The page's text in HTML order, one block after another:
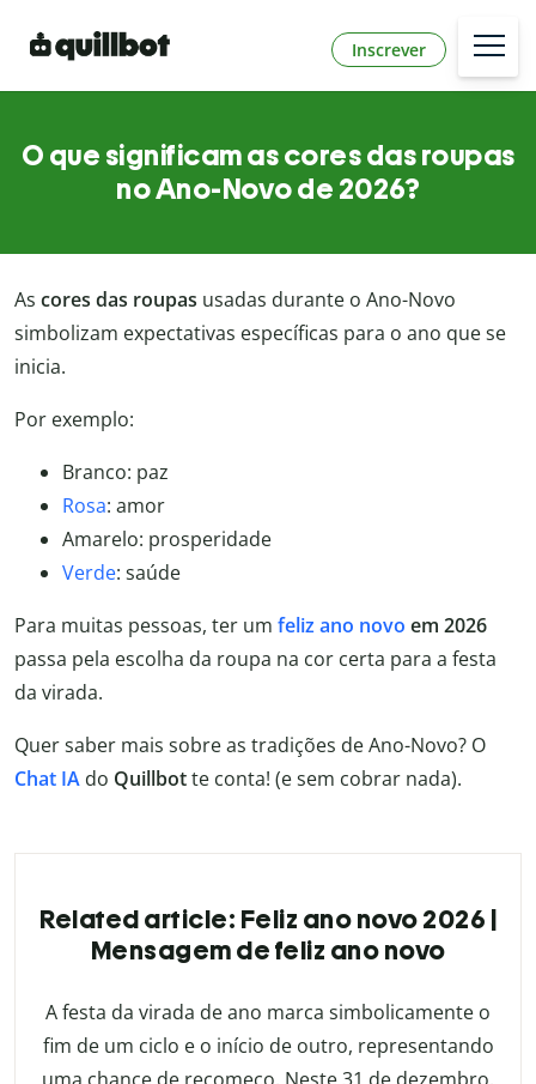
Inscrever
O que significam as cores das roupas
no Ano-Novo de 2026?
As cores das roupas usadas durante o Ano-Novo
simbolizam expectativas específicas para o ano que se
inicia.
Por exemplo:
Branco: paz
Rosa: amor
Amarelo: prosperidade
Verde: saúde
Para muitas pessoas, ter um feliz ano novo em 2026
passa pela escolha da roupa na cor certa para a festa
da virada.
Quer saber mais sobre as tradições de Ano-Novo? O
Chat IA do Quillbotte conta! (e sem cobrar nada).
Related article: Feliz ano novo 2026 |
Mensagem de feliz ano novo
A festa da virada de ano marca simbolicamente o
fim de um ciclo e o início de outro, representando